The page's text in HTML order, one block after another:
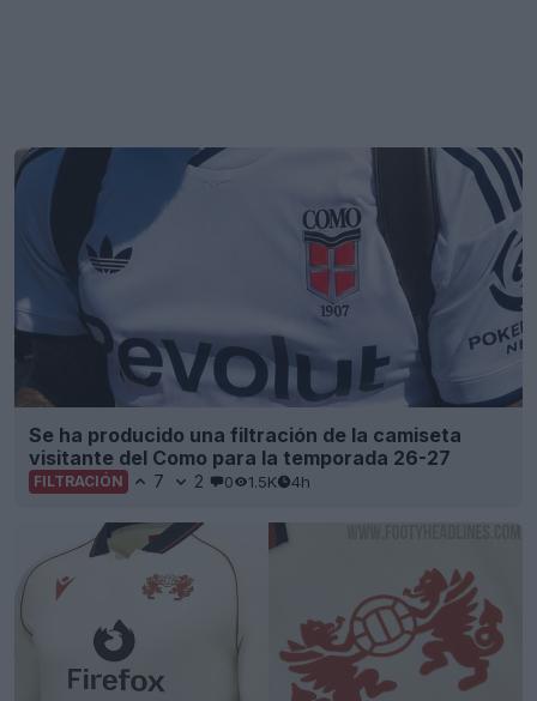
Se ha producido una filtración de la camiseta
visitante del Como para la temporada 26-27
FILTRACIÓN 7 2 0 1.5K 4h